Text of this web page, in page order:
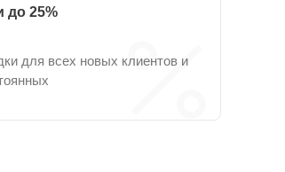
до 25%
для всех новых клиентов и